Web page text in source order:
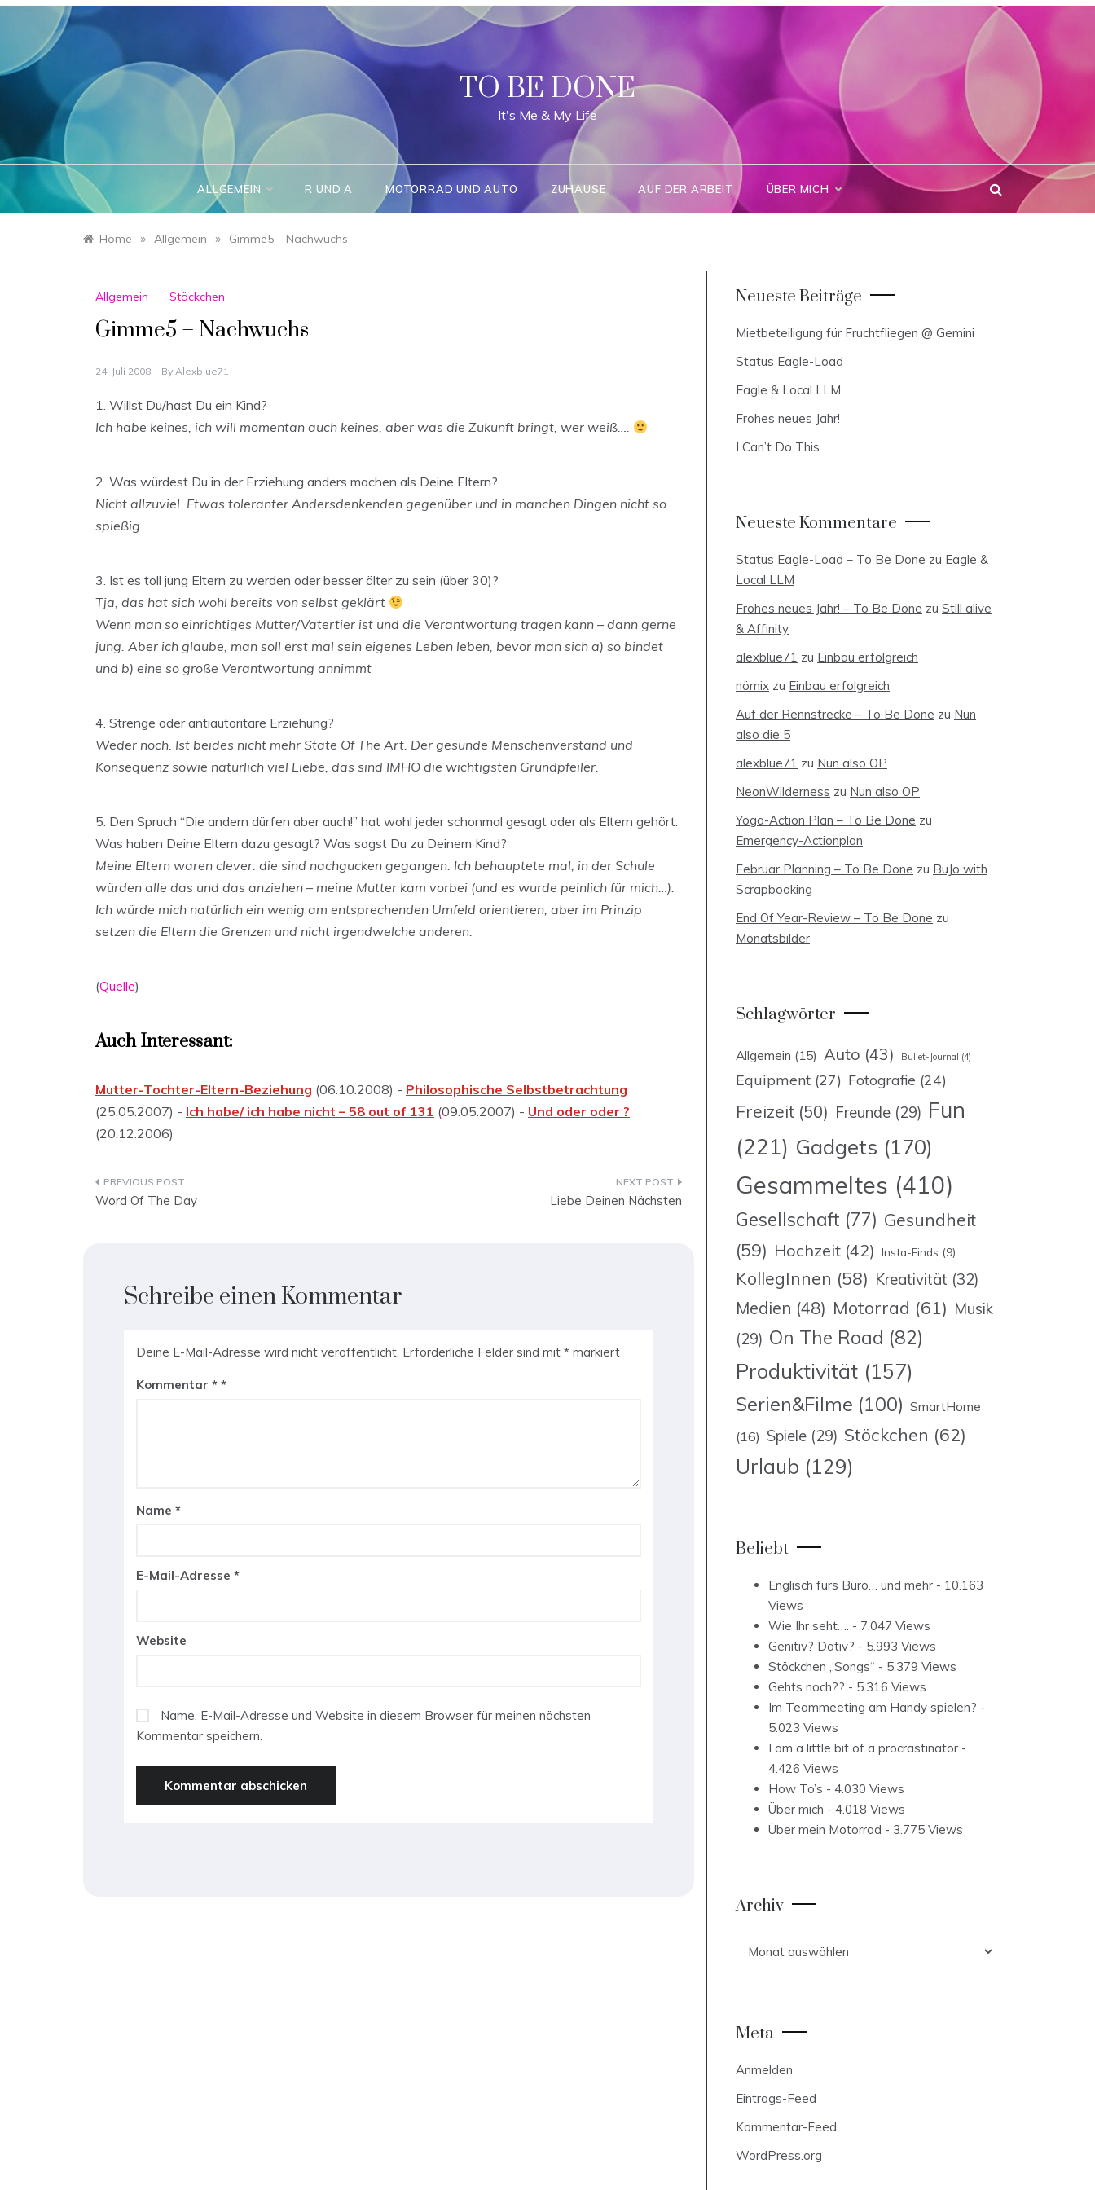
Skip
TO BE DONE
It's Me & My Life
ALLGEMEIN R UND A MOTORRAD UND AUTO ZUHAUSE AUF DER ARBEIT ÜBER MICH
Home » Allgemein » Gimme5 – Nachwuchs
Allgemein Stöckchen
Gimme5 – Nachwuchs
24. Juli 2008 By Alexblue71
1. Willst Du/hast Du ein Kind?
Ich habe keines, ich will momentan auch keines, aber was die Zukunft bringt, wer weiß….
2. Was würdest Du in der Erziehung anders machen als Deine Eltern?
Nicht allzuviel. Etwas toleranter Andersdenkenden gegenüber und in manchen Dingen nicht so
spießig
3. Ist es toll jung Eltern zu werden oder besser älter zu sein (über 30)?
Tja, das hat sich wohl bereits von selbst geklärt
Wenn man so einrichtiges Mutter/Vatertier ist und die Verantwortung tragen kann – dann gerne
jung. Aber ich glaube, man soll erst mal sein eigenes Leben leben, bevor man sich a) so bindet
und b) eine so große Verantwortung annimmt
4. Strenge oder antiautoritäre Erziehung?
Weder noch. Ist beides nicht mehr State Of The Art. Der gesunde Menschenverstand und
Konsequenz sowie natürlich viel Liebe, das sind IMHO die wichtigsten Grundpfeiler.
5. Den Spruch “Die andern dürfen aber auch!” hat wohl jeder schonmal gesagt oder als Eltern gehört:
Was haben Deine Eltern dazu gesagt? Was sagst Du zu Deinem Kind?
Meine Eltern waren clever: die sind nachgucken gegangen. Ich behauptete mal, in der Schule
würden alle das und das anziehen – meine Mutter kam vorbei (und es wurde peinlich für mich…).
Ich würde mich natürlich ein wenig am entsprechenden Umfeld orientieren, aber im Prinzip
setzen die Eltern die Grenzen und nicht irgendwelche anderen.
(Quelle)
Auch Interessant:
Mutter-Tochter-Eltern-Beziehung (06.10.2008) - Philosophische Selbstbetrachtung
(25.05.2007) - Ich habe/ ich habe nicht – 58 out of 131 (09.05.2007) - Und oder oder ?
(20.12.2006)
Beitragsnavigation
Word Of The Day Liebe Deinen Nächsten
Schreibe einen Kommentar
Deine E-Mail-Adresse wird nicht veröffentlicht. Erforderliche Felder sind mit * markiert
Kommentar *
Name *
E-Mail-Adresse *
Website
Name, E-Mail-Adresse und Website in diesem Browser für meinen nächsten
Kommentar speichern.
Neueste Beiträge
Mietbeteiligung für Fruchtfliegen @ Gemini
Status Eagle-Load
Eagle & Local LLM
Frohes neues Jahr!
I Can’t Do This
Neueste Kommentare
Status Eagle-Load – To Be Done zu Eagle &
Local LLM
Frohes neues Jahr! – To Be Done zu Still alive
& Affinity
alexblue71 zu Einbau erfolgreich
nömix zu Einbau erfolgreich
Auf der Rennstrecke – To Be Done zu Nun
also die 5
alexblue71 zu Nun also OP
NeonWilderness zu Nun also OP
Yoga-Action Plan – To Be Done zu
Emergency-Actionplan
Februar Planning – To Be Done zu BuJo with
Scrapbooking
End Of Year-Review – To Be Done zu
Monatsbilder
Schlagwörter
Allgemein (15) Auto (43) Bullet-Journal (4)
Equipment (27) Fotografie (24)
Freizeit (50) Freunde (29) Fun
(221) Gadgets (170)
Gesammeltes (410)
Gesellschaft (77) Gesundheit
(59) Hochzeit (42) Insta-Finds (9)
KollegInnen (58) Kreativität (32)
Medien (48) Motorrad (61) Musik
(29) On The Road (82)
Produktivität (157)
Serien&Filme (100) SmartHome
(16) Spiele (29) Stöckchen (62)
Urlaub (129)
Beliebt
Englisch fürs Büro… und mehr - 10.163
Views
Wie Ihr seht…. - 7.047 Views
Genitiv? Dativ? - 5.993 Views
Stöckchen „Songs“ - 5.379 Views
Gehts noch?? - 5.316 Views
Im Teammeeting am Handy spielen? -
5.023 Views
I am a little bit of a procrastinator -
4.426 Views
How To’s - 4.030 Views
Über mich - 4.018 Views
Über mein Motorrad - 3.775 Views
Archiv
Meta
Anmelden
Eintrags-Feed
Kommentar-Feed
WordPress.org